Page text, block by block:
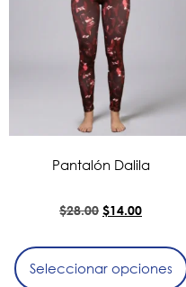
Pantalón Dalila
$28.00 $14.00
Seleccionar opciones